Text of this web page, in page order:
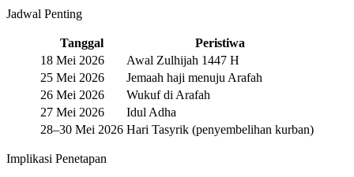
Jadwal Penting
Tanggal
Peristiwa
18 Mei 2026
Awal Zulhijah 1447 H
25 Mei 2026
Jemaah haji menuju Arafah
26 Mei 2026
Wukuf di Arafah
27 Mei 2026
Idul Adha
28–30 Mei 2026 Hari Tasyrik (penyembelihan kurban)
Implikasi Penetapan